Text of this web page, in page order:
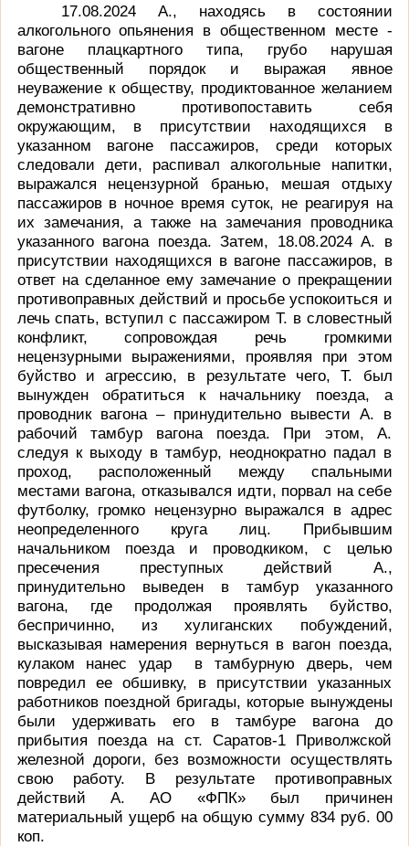
17.08.2024 А., находясь в состоянии
алкогольного опьянения в общественном месте -
вагоне плацкартного типа, грубо нарушая
общественный порядок и выражая явное
неуважение к обществу, продиктованное желанием
демонстративно противопоставить себя
окружающим, в присутствии находящихся в
указанном вагоне пассажиров, среди которых
следовали дети, распивал алкогольные напитки,
выражался нецензурной бранью, мешая отдыху
пассажиров в ночное время суток, не реагируя на
их замечания, а также на замечания проводника
указанного вагона поезда. Затем, 18.08.2024 А. в
присутствии находящихся в вагоне пассажиров, в
ответ на сделанное ему замечание о прекращении
противоправных действий и просьбе успокоиться и
лечь спать, вступил с пассажиром Т. в словестный
конфликт, сопровождая речь громкими
нецензурными выражениями, проявляя при этом
буйство и агрессию, в результате чего, Т. был
вынужден обратиться к начальнику поезда, а
проводник вагона – принудительно вывести А. в
рабочий тамбур вагона поезда. При этом, А.
следуя к выходу в тамбур, неоднократно падал в
проход, расположенный между спальными
местами вагона, отказывался идти, порвал на себе
футболку, громко нецензурно выражался в адрес
неопределенного круга лиц. Прибывшим
начальником поезда и проводкиком, с целью
пресечения преступных действий А.,
принудительно выведен в тамбур указанного
вагона, где продолжая проявлять буйство,
беспричинно, из хулиганских побуждений,
высказывая намерения вернуться в вагон поезда,
кулаком нанес удар в тамбурную дверь, чем
повредил ее обшивку, в присутствии указанных
работников поездной бригады, которые вынуждены
были удерживать его в тамбуре вагона до
прибытия поезда на ст. Саратов-1 Приволжской
железной дороги, без возможности осуществлять
свою работу. В результате противоправных
действий А. АО «ФПК» был причинен
материальный ущерб на общую сумму 834 руб. 00
коп.